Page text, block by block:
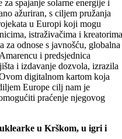
spajanje solarne energije i
ažuriran, s ciljem pružanja
u Europi koji mogu
istraživačima i
odnose s javnošću, globalna
i predsjednica
i izdavanje dozvola, izrazila
digitalnom kartom koja
Europe cilj nam je
praćenje njegovog
u Krškom, u igri i